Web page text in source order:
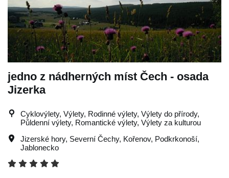
jedno z nádherných míst Čech - osada
Jizerka
Cyklovýlety, Výlety, Rodinné výlety, Výlety do přírody,
Půldenní výlety, Romantické výlety, Výlety za kulturou
Jizerské hory, Severní Čechy, Kořenov, Podkrkonoší,
Jablonecko